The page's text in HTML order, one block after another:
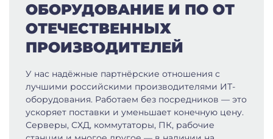
ОБОРУДОВАНИЕ И ПО ОТ
ОТЕЧЕСТВЕННЫХ
ПРОИЗВОДИТЕЛЕЙ
У нас надёжные партнёрские отношения с
лучшими российскими производителями ИТ-
оборудования. Работаем без посредников — это
ускоряет поставки и уменьшает конечную цену.
Серверы, СХД, коммутаторы, ПК, рабочие